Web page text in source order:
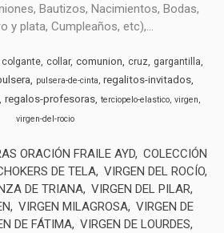
Bautizos, Nacimientos, Bodas,
y plata, Cumpleaños, etc),...
colgante collar comunion cruz gargantilla
pulsera-de-cinta regalitos-invitados
regalos-profesoras terciopelo-elastico virgen
virgen-del-rocio
ORACIÓN FRAILE AYD COLECCIÓN
DE TELA VIRGEN DEL ROCÍO
DE TRIANA VIRGEN DEL PILAR
VIRGEN MILAGROSA VIRGEN DE
DE FÁTIMA VIRGEN DE LOURDES